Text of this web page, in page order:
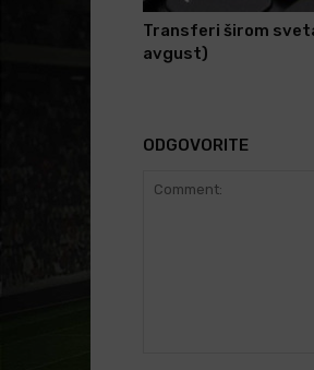
Transferi širom
avgust)
ODGOVORITE